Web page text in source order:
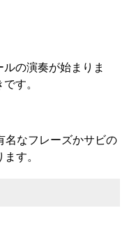
の演奏が始まりま
す。
名なフレーズかサビの
す。